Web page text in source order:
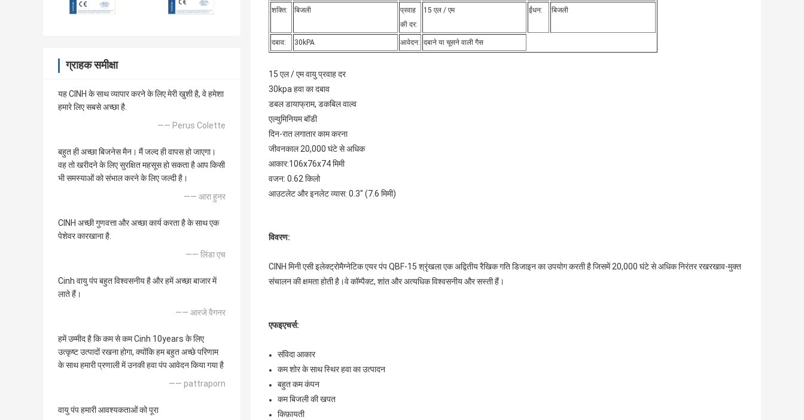
ग्राहक समीक्षा
यह CINH के साथ व्यापार करने के लिए मेरी खुशी है, वे हमेशा
हमारे लिए सबसे अच्छा है.
—— Perus Colette
बहुत ही अच्छा बिजनेस मैन। मैं जल्द ही वापस हो जाएगा।
वह तो खरीदने के लिए सुरक्षित महसूस हो सकता है आप किसी
भी समस्याओं को संभाल करने के लिए जल्दी है।
—— आरा हुनर
CINH अच्छी गुणवत्ता और अच्छा कार्य करता है के साथ एक
पेशेवर कारखाना है.
—— लिंडा एच
Cinh वायु पंप बहुत विश्वसनीय है और हमें अच्छा बाजार में
लाते हैं।
—— आरजे वैगनर
हमें उम्मीद है कि कम से कम Cinh 10years के लिए
उत्कृष्ट उत्पादों रखना होगा, क्योंकि हम बहुत अच्छे परिणाम
के साथ हमारी प्रणाली में उनकी हवा पंप आवेदन किया गया है
—— pattraporn
वायु पंप हमारी आवश्यकताओं को पूरा
शक्ति: बिजली
प्रवाह
की दर:
15 एल / एम ईंधन: बिजली
दबाव: 30kPA आवेदन: दबाने या चूसने वाली गैस
15 एल / एम वायु प्रवाह दर
30kpa हवा का दबाव
डबल डायाफ्राम, डकबिल वाल्व
एल्युमिनियम बॉडी
दिन-रात लगातार काम करना
जीवनकाल 20,000 घंटे से अधिक
आकार:106x76x74 मिमी
वजन: 0.62 किलो
आउटलेट और इनलेट व्यास: 0.3" (7.6 मिमी)
विवरण:
CINH मिनी एसी इलेक्ट्रोमैग्नेटिक एयर पंप QBF-15 श्रृंखला एक अद्वितीय रैखिक गति डिजाइन का उपयोग करती है जिसमें 20,000 घंटे से अधिक निरंतर रखरखाव-मुक्त
संचालन की क्षमता होती है।वे कॉम्पैक्ट, शांत और अत्यधिक विश्वसनीय और सस्ती हैं।
एफइएचर्स:
संविदा आकार
कम शोर के साथ स्थिर हवा का उत्पादन
बहुत कम कंपन
कम बिजली की खपत
किफ़ायती